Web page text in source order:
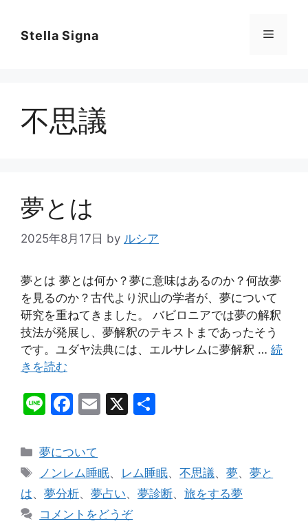
Stella Signa メ
不思議
夢とは
2025年8月17日 by ルシア
夢とは 夢とは何か？夢に意味はあるのか？何故夢
を見るのか？古代より沢山の学者が、夢について
研究を重ねてきました。 バビロニアでは夢の解釈
技法が発展し、夢解釈のテキストまであったそう
です。ユダヤ法典には、エルサレムに夢解釈 … 続
きを読む
Li
e
F
c
e
b
o
E
l
X
カ
テ
リ
ー
夢について
タ
グ
ノンレム睡眠、 レム睡眠、不思議、夢、夢と
は、 夢分析、 夢占い、 夢診断、 旅をする夢
コメントをどうぞ